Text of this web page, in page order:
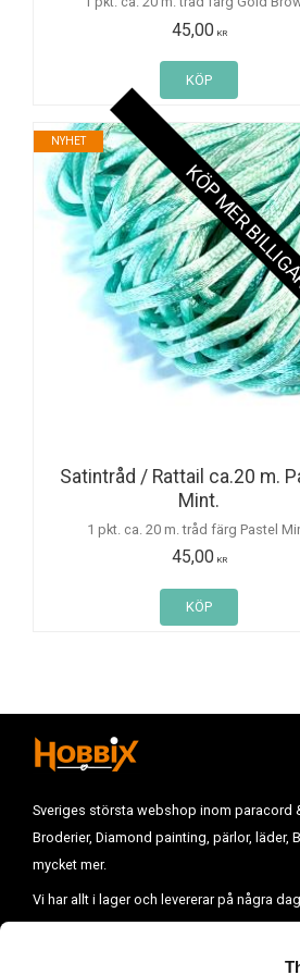
45,00KR
KÖP
Satintråd / Rattail ca.20 m.
Mint.
1 pkt. ca. 20 m. tråd färg Pastel
45,00KR
NYHET
KÖP MER
KÖP
Sveriges största webshop inom paracord
Broderier, Diamond painting, pärlor, läder,
mycket mer.
Vi har allt i lager och levererar på några